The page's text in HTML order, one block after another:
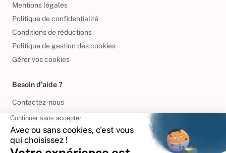
Mentions légales
Politique de confidentialité
Conditions de réductions
Politique de gestion des cookies
Gérer vos cookies
Besoin d'aide ?
Contactez-nous
International